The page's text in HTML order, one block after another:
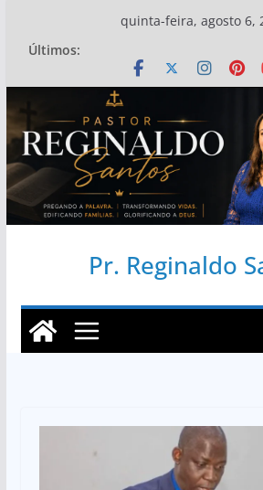
conteúdo
quinta-feira, agosto 6,
Últimos:
Pr. Reginaldo